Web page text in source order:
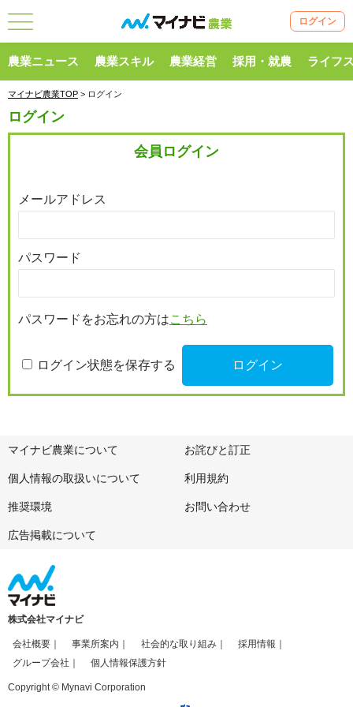
ログイン
農業ニュース 農業スキル 農業経営 採用・就農 ライフ
マイナビ農業TOP > ログイン
ログイン
会員ログイン
メールアドレス
パスワード
パスワードをお忘れの方はこちら
ログイン状態を保存する
マイナビ農業について お詫びと訂正
個人情報の取扱いについて 利用規約
推奨環境 お問い合わせ
広告掲載について
株式会社マイナビ
会社概要 事業所案内 社会的な取り組み
採用情報
グループ会社
個人情報保護方針
Copyright © Mynavi Corporation